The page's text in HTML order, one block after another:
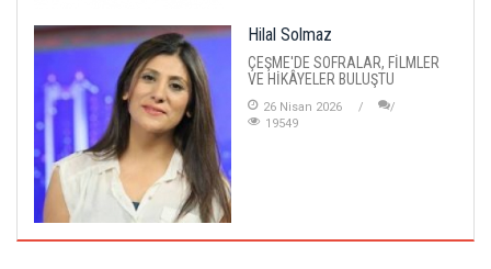
Hilal Solmaz
ÇEŞME'DE SOFRALAR, FİLMLER
VE HİKÂYELER BULUŞTU
26 Nisan 2026
19549